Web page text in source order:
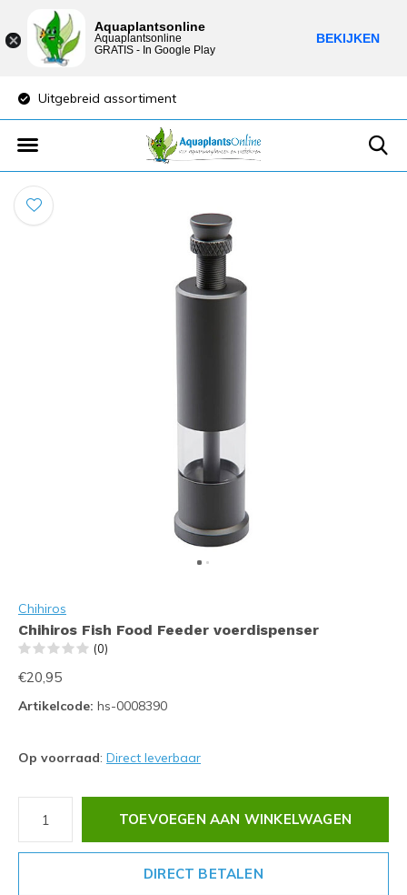
Lage verzendkosten
Chihiros
Chihiros Fish Food Feeder voerdispenser
(0)
€20,95
Artikelcode: hs-0008390
Op voorraad: Direct leverbaar
TOEVOEGEN AAN WINKELWAGEN
DIRECT BETALEN
Aquaplantsonline
Aquaplantsonline
GRATIS - In Google Play
BEKIJKEN